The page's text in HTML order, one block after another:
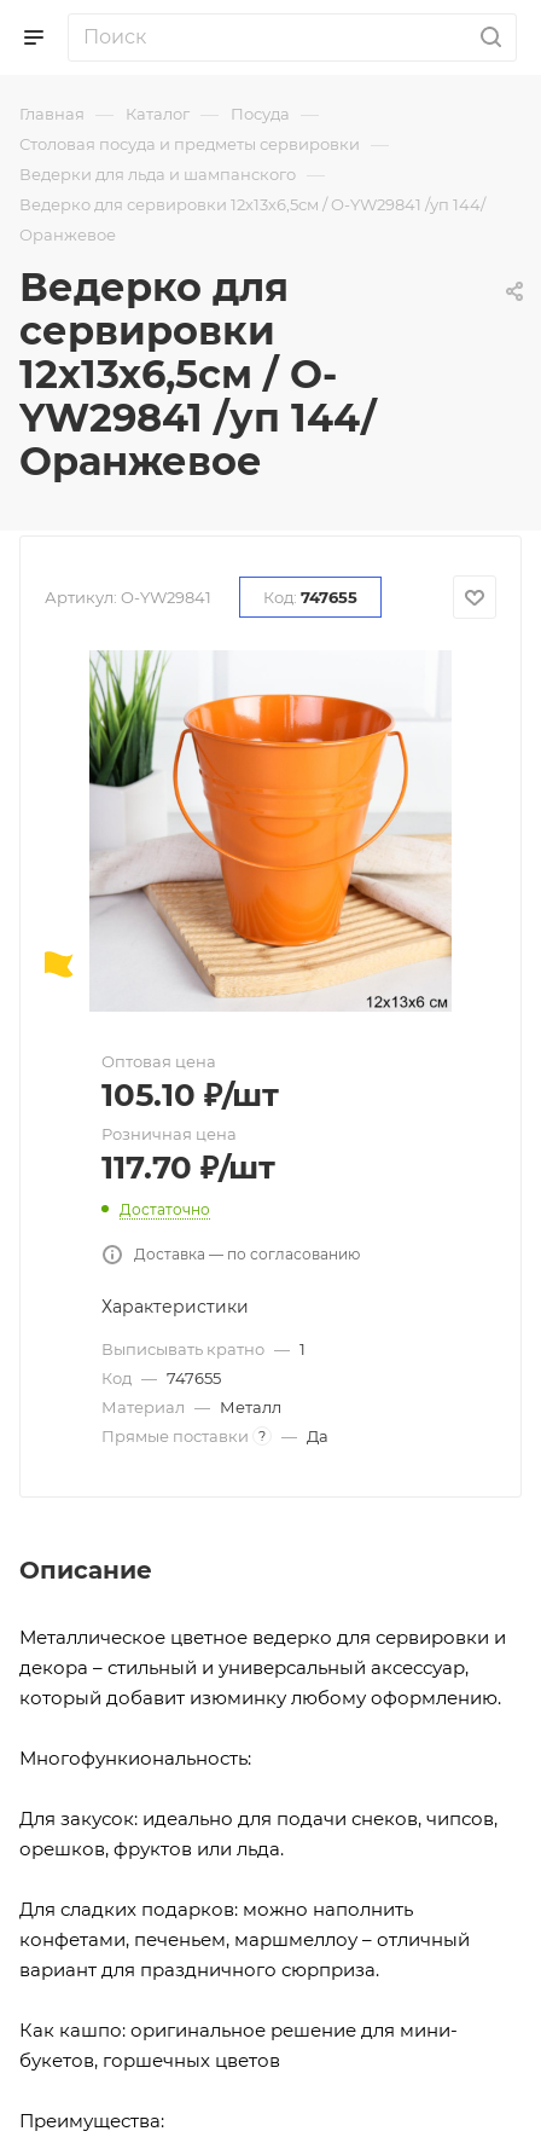
Главная — Каталог — Посуда —
Столовая посуда и предметы сервировки —
Ведерки для льда и шампанского —
Ведерко для сервировки 12х13х6,5см / O-YW29841 /уп 144/
Оранжевое
Ведерко для
сервировки
12х13х6,5см / O-
YW29841 /уп 144/
Оранжевое
Артикул: O-YW29841 Код: 747655
Оптовая цена
105.10 ₽/шт
Розничная цена
117.70 ₽/шт
Достаточно
Доставка — по согласованию
Характеристики
Выписывать кратно — 1
Код — 747655
Материал — Металл
Прямые поставки
? — Да
Описание
Металлическое цветное ведерко для сервировки и
декора – стильный и универсальный аксессуар,
который добавит изюминку любому оформлению.
Многофункиональность:
Для закусок: идеально для подачи снеков, чипсов,
орешков, фруктов или льда.
Для сладких подарков: можно наполнить
конфетами, печеньем, маршмеллоу – отличный
вариант для праздничного сюрприза.
Как кашпо: оригинальное решение для мини-
букетов, горшечных цветов
Преимущества: